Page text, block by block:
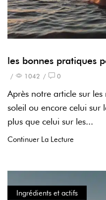
les bonnes pratiques
/ 1042 / 0
Après notre article sur les
soleil ou encore celui
plus que celui sur les...
Continuer La Lecture
Ingrédients et actifs